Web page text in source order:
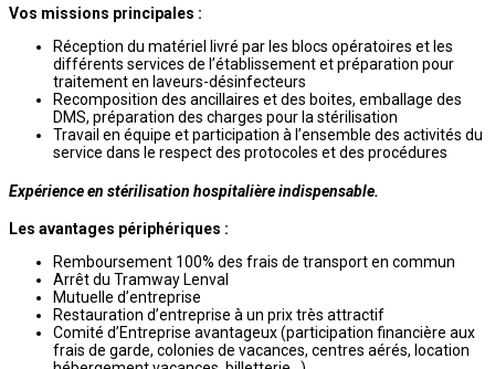
Vos missions principales :
Réception du matériel livré par les blocs opératoires et les
différents services de l’établissement et préparation pour
traitement en laveurs-désinfecteurs
Recomposition des ancillaires et des boites, emballage des
DMS, préparation des charges pour la stérilisation
Travail en équipe et participation à l’ensemble des activités du
service dans le respect des protocoles et des procédures
Expérience en stérilisation hospitalière indispensable.
Les avantages périphériques :
Remboursement 100% des frais de transport en commun
Arrêt du Tramway Lenval
Mutuelle d’entreprise
Restauration d’entreprise à un prix très attractif
Comité d’Entreprise avantageux (participation financière aux
frais de garde, colonies de vacances, centres aérés, location